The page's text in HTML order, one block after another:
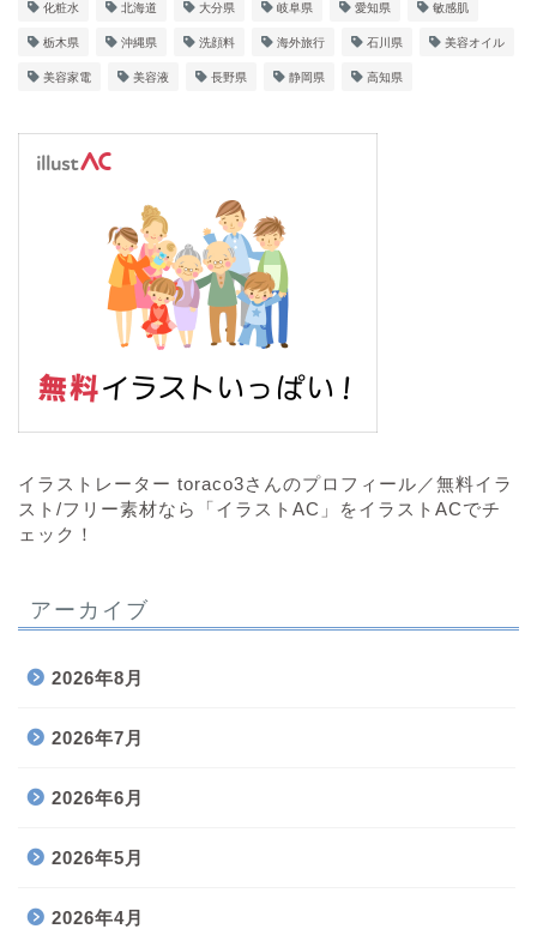
化粧水 北海道 大分県 岐阜県 愛知県 敏感肌
栃木県 沖縄県 洗顔料 海外旅行 石川県 美容オイル
美容家電 美容液 長野県 静岡県 高知県
イラストレーター toraco3さんのプロフィール／無料イラ
スト/フリー素材なら「イラストAC」をイラストACでチ
ェック！
アーカイブ
2026年8月
2026年7月
2026年6月
2026年5月
2026年4月